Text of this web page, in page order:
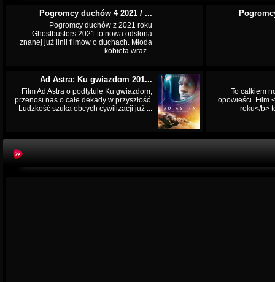
Pogromcy duchów 4 2021 / ...
Pogromcy duchów z 2021 roku
Ghostbusters 2021 to nowa odsłona
znanej już linii filmów o duchach. Młoda
kobieta wraz...
Ad Astra: Ku gwiazdom 201...
Film Ad Astra o podtytule Ku gwiazdom,
przenosi nas o całe dekady w przyszłość.
Ludzkość szuka obcych cywilizacji już ...
To całkiem
opowieści. Film
roku</b>